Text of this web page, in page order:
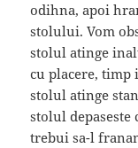
odihna, apoi
stolului. Vom
stolul atinge
cu placere, timp
stolul atinge
stolul
trebui sa-l